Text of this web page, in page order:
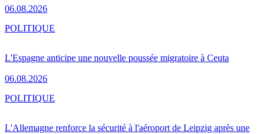
06.08.2026
L'Espagne anticipe une nouvelle poussée migratoire à Ceuta
06.08.2026
POLITIQUE
L'Allemagne renforce la sécurité à l'aéroport de Leipzig après une
POLITIQUE